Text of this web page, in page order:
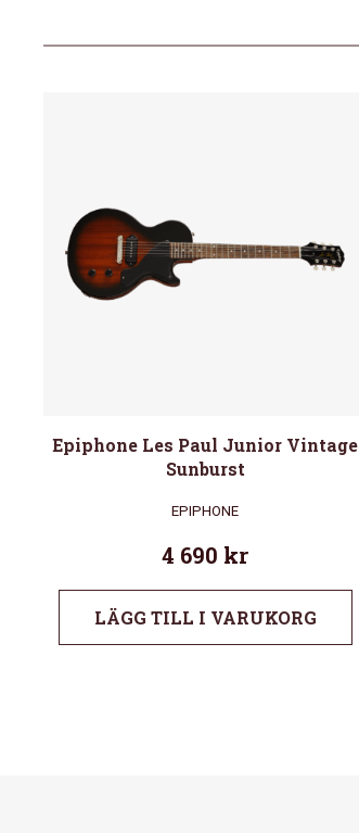
Epiphone Les Paul Junior Vintage
Sunburst
EPIPHONE
4 690 kr
LÄGG TILL I VARUKORG